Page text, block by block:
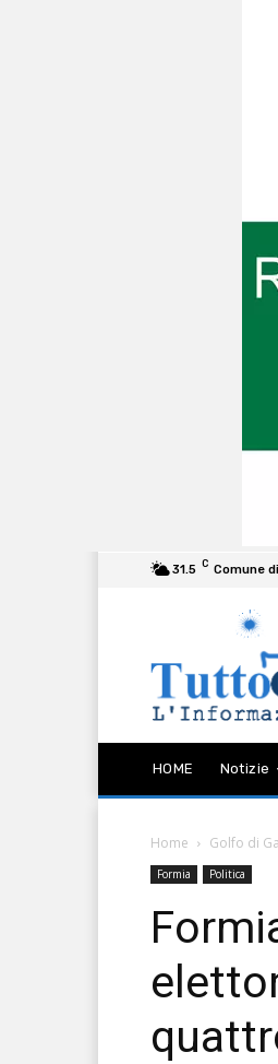
31.5 C Comune
HOME Notizie
Home Golfo di
Formia Politica